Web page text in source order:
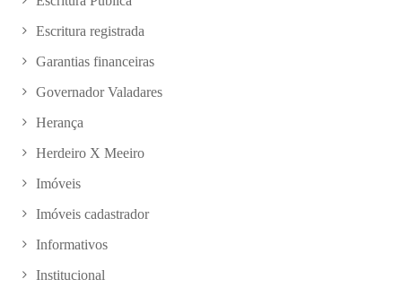
Escritura registrada
Garantias financeiras
Governador Valadares
Herança
Herdeiro X Meeiro
Imóveis
Imóveis cadastrador
Informativos
Institucional